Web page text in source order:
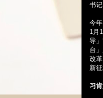
书记
今年
1 月
导
台
改
新
习